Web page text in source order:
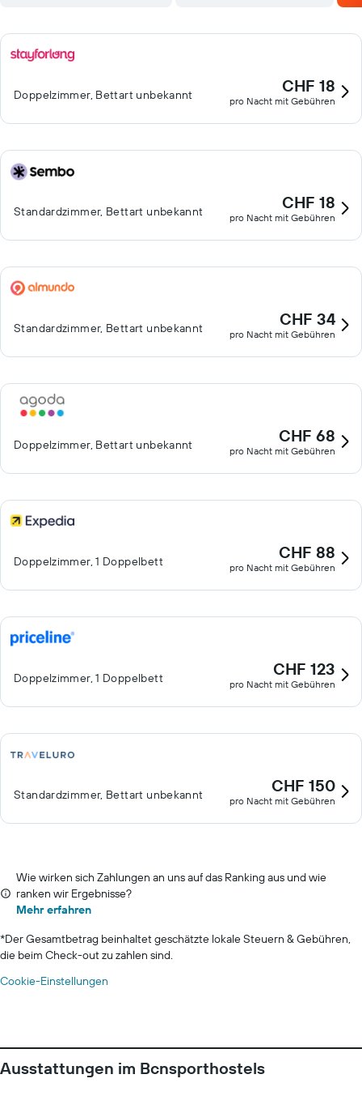
Doppelzimmer, Bettart unbekannt CHF 18
pro Nacht mit Gebühren
Standardzimmer, Bettart unbekannt CHF 18
pro Nacht mit Gebühren
Standardzimmer, Bettart unbekannt CHF 34
pro Nacht mit Gebühren
Doppelzimmer, Bettart unbekannt CHF 68
pro Nacht mit Gebühren
Doppelzimmer, 1 Doppelbett CHF 88
pro Nacht mit Gebühren
Doppelzimmer, 1 Doppelbett CHF 123
pro Nacht mit Gebühren
Standardzimmer, Bettart unbekannt CHF 150
pro Nacht mit Gebühren
Wie wirken sich Zahlungen an uns auf das Ranking aus und wie
ranken wir Ergebnisse?
Mehr erfahren
*Der Gesamtbetrag beinhaltet geschätzte lokale Steuern & Gebühren,
die beim Check-out zu zahlen sind.
Cookie-Einstellungen
Ausstattungen im Bcnsporthostels